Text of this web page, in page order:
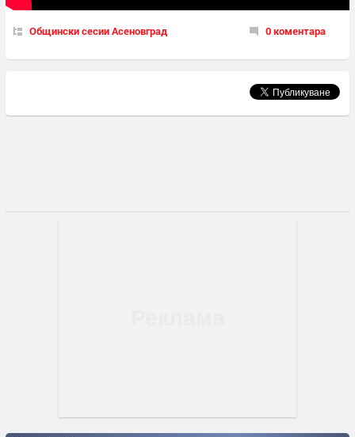
Общински сесии Асеновград 0 коментара